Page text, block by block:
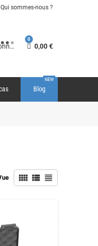
Qui sommes-nous ?
Connexion
0
0,00 €
Blog
NEW
view_comfy view_list view_headline